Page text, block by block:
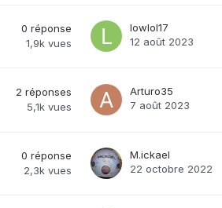
0 réponse
1,9k vues
lowlol17
12 août 2023
2 réponses
5,1k vues
Arturo35
7 août 2023
0 réponse
2,3k vues
M.ickael
22 octobre 2022